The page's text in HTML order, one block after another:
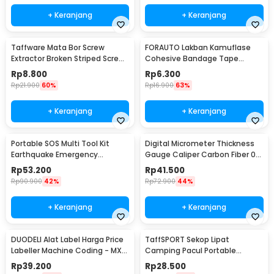
Kelengkapan Produk
1 x TaffPACK Lakban Tape Safety Grip Anti Slip 0.65mm Strong
Traction
+ Keranjang + Keranjang
Taffware Mata Bor Screw
Extractor Broken Striped Screw
Remover 4 PCS - S2
Rp8.800
Rp21.900 60%
+ Keranjang
FORAUTO Lakban Kamuflase
Cohesive Bandage Tape
Hunting 4.5M 50mm - H10
Rp6.300
Rp16.900 63%
+ Keranjang
Portable SOS Multi Tool Kit
Earthquake Emergency
Outdoor Survival - JT21
Rp53.200
Rp90.900 42%
+ Keranjang
Digital Micrometer Thickness
Gauge Caliper Carbon Fiber 0-
12.7mm - TDT25
Rp41.500
Rp72.900 44%
+ Keranjang
DUODELI Alat Label Harga Price
Labeller Machine Coding - MX-
5500
Rp39.200
TaffSPORT Sekop Lipat
Camping Pacul Portable
Tactical Survival 40cm - 101
Rp28.500